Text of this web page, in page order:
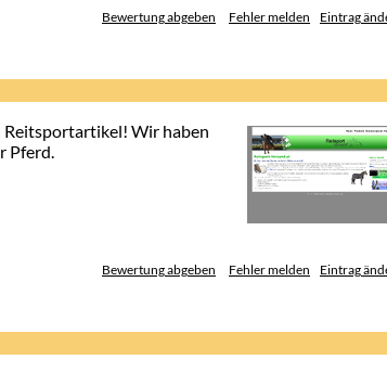
Bewertung abgeben Fehler melden Eintrag
Reitsportartikel! Wir haben
Pferd.
Bewertung abgeben Fehler melden Eintrag